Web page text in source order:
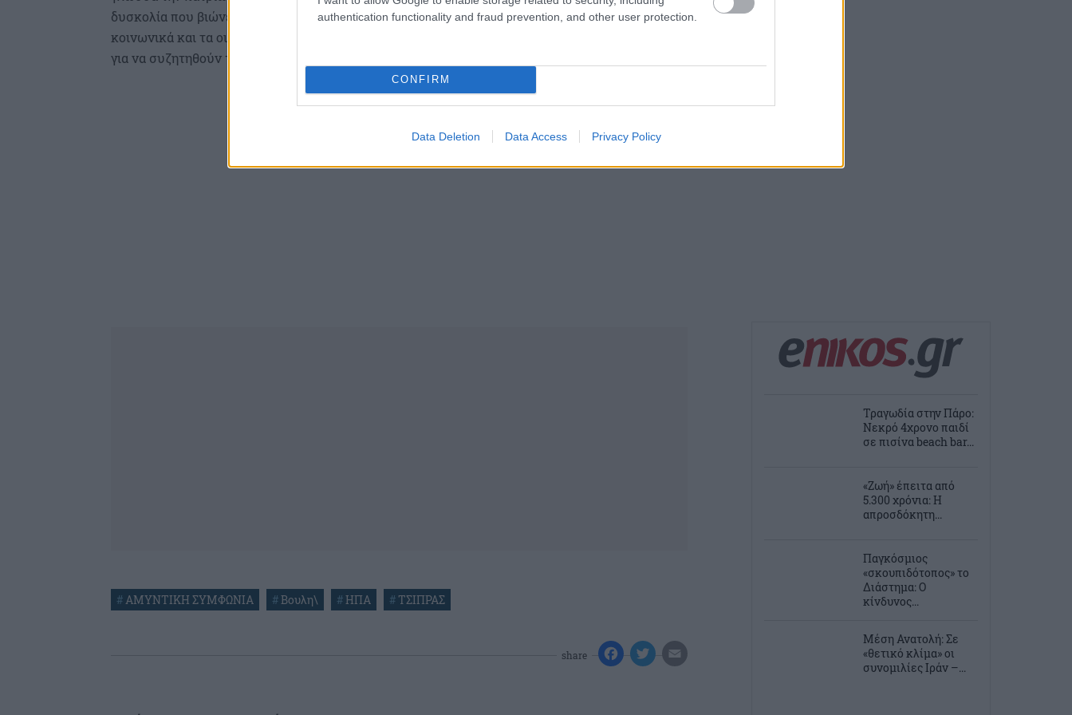
authentication functionality and fraud prevention, and other user protection.
CONFIRM
Data Deletion Data Access Privacy Policy
δυσκολία που βιώνετε σε πολιτικό επίπεδο εξαιτίας των δικών σας επιλογών. Άλλα τα
κοινωνικά και τα οικονομικά, άλλα τα εθνικά”, προσθέτοντας πως “έχουμε πολλές ευκαιρίες”
για να συζητηθούν τέτοια θέματα, όπως η ΔΕΗ, το ενεργειακό ή η ακρίβεια.
#ΑΜΥΝΤΙΚΗ ΣΥΜΦΩΝΙΑ #Βουλη\ #ΗΠΑ # ΤΣΙΠΡΑΣ
share
Τραγωδία στην Πάρο:
Νεκρό 4χρονο παιδί
σε πισίνα beach bar...
«Ζωή» έπειτα από
5.300 χρόνια: Η
απροσδόκητη...
Παγκόσμιος
«σκουπιδότοπος» το
Διάστημα: Ο
κίνδυνος...
Μέση Ανατολή: Σε
«θετικό κλίμα» οι
συνομιλίες Ιράν –...